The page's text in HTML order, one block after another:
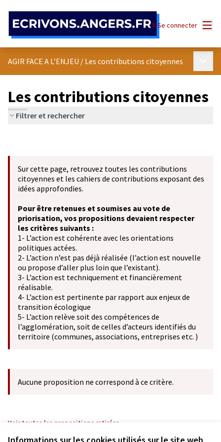
Se connecter
AGIR FACE A L’ENJEU / Les contributions citoyennes
Les contributions citoyennes
Filtrer et rechercher
Sur cette page, retrouvez toutes les contributions
citoyennes et les cahiers de contributions exposant des
idées approfondies.
Pour être retenues et soumises au vote de
priorisation, vos propositions devaient respecter
les critères suivants :
1- L’action est cohérente avec les orientations
politiques actées.
2- L’action n’est pas déjà réalisée (l’action est nouvelle
ou propose d’aller plus loin que l’existant).
3- L’action est techniquement et financièrement
réalisable.
4- L’action est pertinente par rapport aux enjeux de
transition écologique
5- L’action relève soit des compétences de
l’agglomération, soit de celles d’acteurs identifiés du
territoire (communes, associations, entreprises etc. )
Aucune proposition ne correspond à ce critère.
Voir toutes les propositions retirées